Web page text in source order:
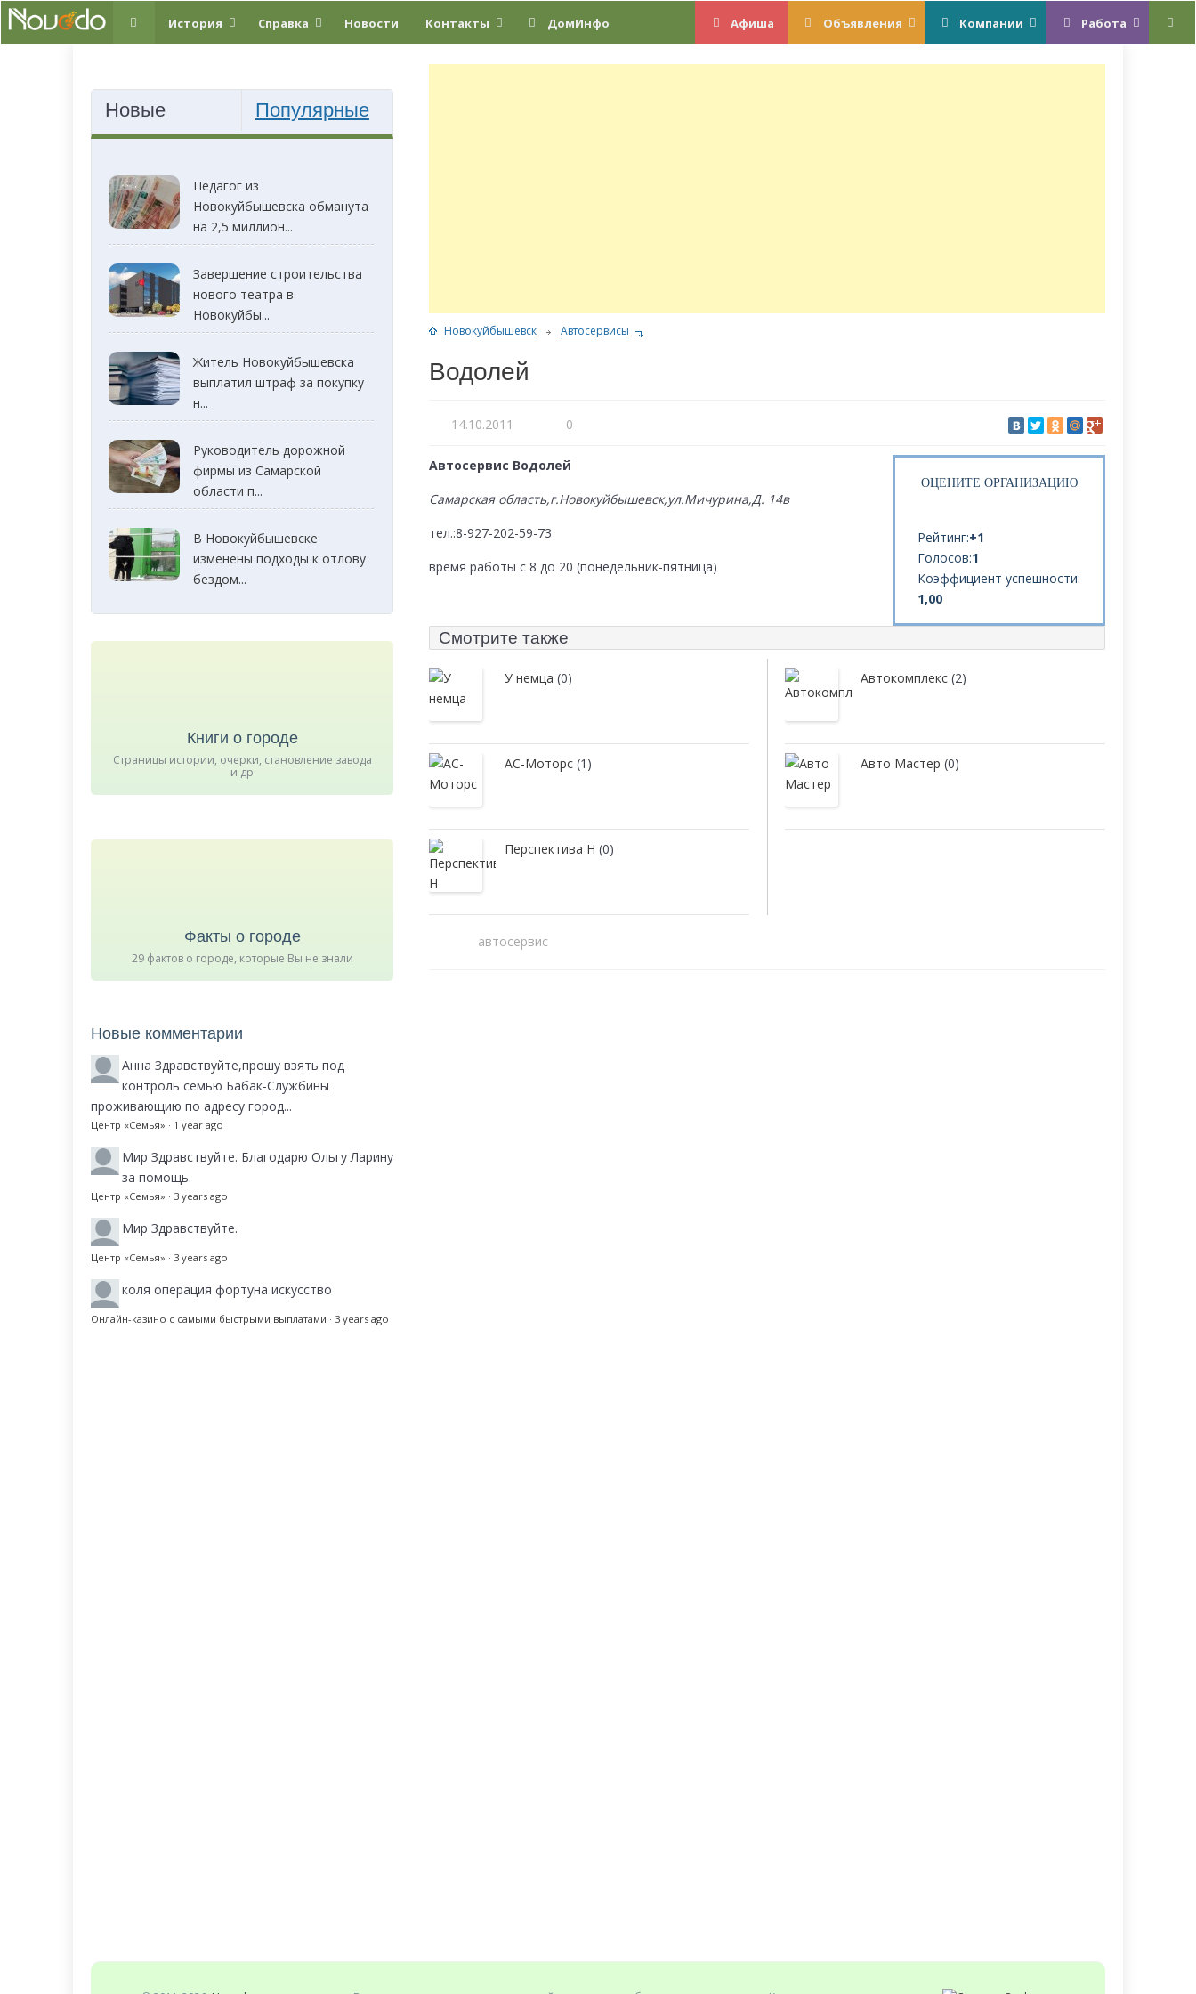
История Справка Новости Контакты Работа
Компании
Объявления
Афиша
ДомИнфо
Новокуйбышевск Автосервисы
Водолей
14.10.2011 0
ОЦЕНИТЕ ОРГАНИЗАЦИЮ
Рейтинг:+1
Голосов:1
Коэффициент успешности:
1,00
Автосервис Водолей
Самарская область,г.Новокуйбышевск,ул.Мичурина,Д. 14в
тел.:8-927-202-59-73
время работы с 8 до 20 (понедельник-пятница)
Смотрите также
У немца (0)
АС-Моторс (1)
Перспектива Н (0)
Автокомплекс (2)
Авто Мастер (0)
автосервис
Новые Популярные
Педагог из
Новокуйбышевска обманута
на 2,5 миллион...
Завершение строительства
нового театра в
Новокуйбы...
Житель Новокуйбышевска
выплатил штраф за покупку
н...
Руководитель дорожной
фирмы из Самарской
области п...
В Новокуйбышевске
изменены подходы к отлову
бездом...
Книги о городе
Страницы истории, очерки, становление завода
и др
Факты о городе
29 фактов о городе, которые Вы не знали
Новые комментарии
Анна Здравствуйте,прошу взять под
контроль семью Бабак-Службины
проживающию по адресу город...
Центр «Семья» · 1 year ago
Мир Здравствуйте. Благодарю Ольгу Ларину
за помощь.
Центр «Семья» · 3 years ago
Мир Здравствуйте.
Центр «Семья» · 3 years ago
коля операция фортуна искусство
Онлайн-казино с самыми быстрыми выплатами · 3 years ago